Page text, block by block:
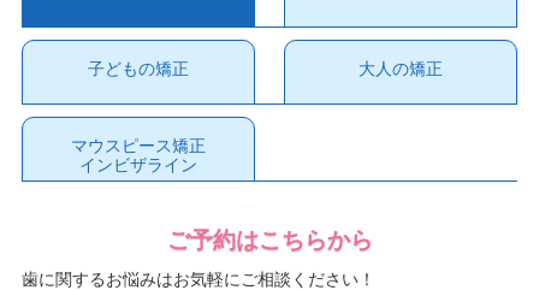
子どもの矯正 大人の矯正
マウスピース矯正
インビザライン
ご予約はこちらから
歯に関するお悩みはお気軽にご相談ください！